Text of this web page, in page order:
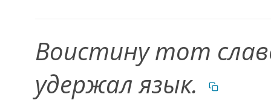
Воистину тот
удержал язык.